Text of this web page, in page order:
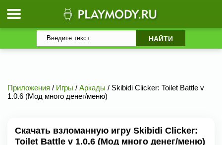
Приложения / Игры / Аркады / Skibidi Clicker: Toilet Battle v
1.0.6 (Мод много денег/меню)
Скачать взломанную игру Skibidi Clicker:
Toilet Battle v 1.0.6 (Мод много денег/меню)